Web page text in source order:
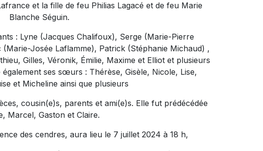
et la fille de feu Philias Lagacé et de feu Marie
Blanche Séguin.
: Lyne (Jacques Chalifoux), Serge (Marie-Pierre
Josée Laflamme), Patrick (Stéphanie Michaud) ,
Gilles, Véronik, Émilie, Maxime et Elliot et plusieurs
ses sœurs : Thérèse, Gisèle, Nicole, Lise,
et Micheline ainsi que plusieurs
cousin(e)s, parents et ami(e)s. Elle fut prédécédée
Marcel, Gaston et Claire.
des cendres, aura lieu le 7 juillet 2024 à 18 h,